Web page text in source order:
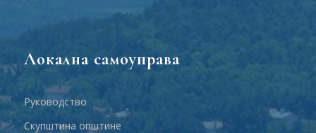
Локална самоуправа
Руководство
Скупштина општине